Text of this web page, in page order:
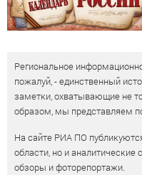
Региональное
пожалуй, - единственный
заметки, охватывающие не
образом, мы представляем
На сайте РИА ПО
области, но и
обзоры и фоторепортажи.